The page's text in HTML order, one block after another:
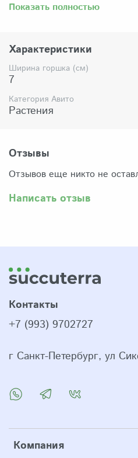
поэтому просим согласовать
по России осуществляется
СДЭК.
Комплектация:
Растение (отправляется с
Показать полностью
Характеристики
Ширина горшка (см)
7
Категория Авито
Растения
Отзывы
Отзывов еще никто не
Написать отзыв
Компания
Контакты
+7 (993) 9702727
г Санкт-Петербург, ул